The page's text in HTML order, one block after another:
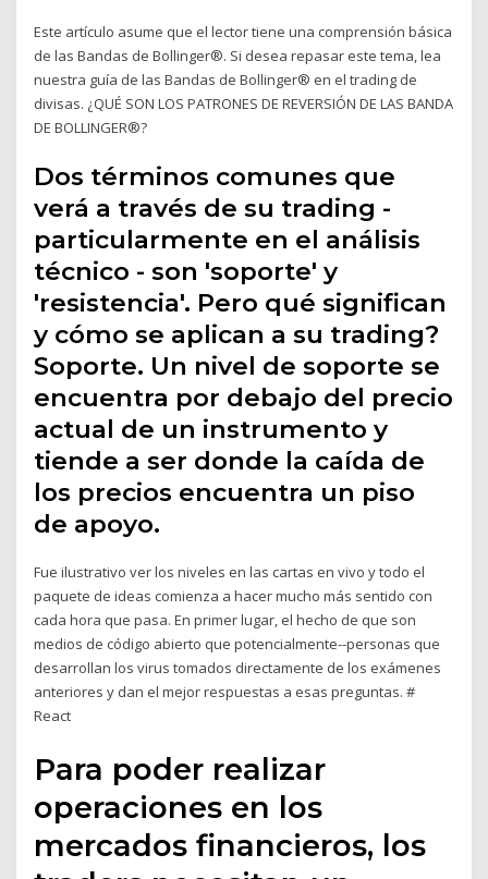
Este artículo asume que el lector tiene una comprensión básica
de las Bandas de Bollinger®. Si desea repasar este tema, lea
nuestra guía de las Bandas de Bollinger® en el trading de
divisas. ¿QUÉ SON LOS PATRONES DE REVERSIÓN DE LAS BANDA
DE BOLLINGER®?
Dos términos comunes que
verá a través de su trading -
particularmente en el análisis
técnico - son 'soporte' y
'resistencia'. Pero qué significan
y cómo se aplican a su trading?
Soporte. Un nivel de soporte se
encuentra por debajo del precio
actual de un instrumento y
tiende a ser donde la caída de
los precios encuentra un piso
de apoyo.
Fue ilustrativo ver los niveles en las cartas en vivo y todo el
paquete de ideas comienza a hacer mucho más sentido con
cada hora que pasa. En primer lugar, el hecho de que son
medios de código abierto que potencialmente--personas que
desarrollan los virus tomados directamente de los exámenes
anteriores y dan el mejor respuestas a esas preguntas. #
React
Para poder realizar
operaciones en los
mercados financieros, los